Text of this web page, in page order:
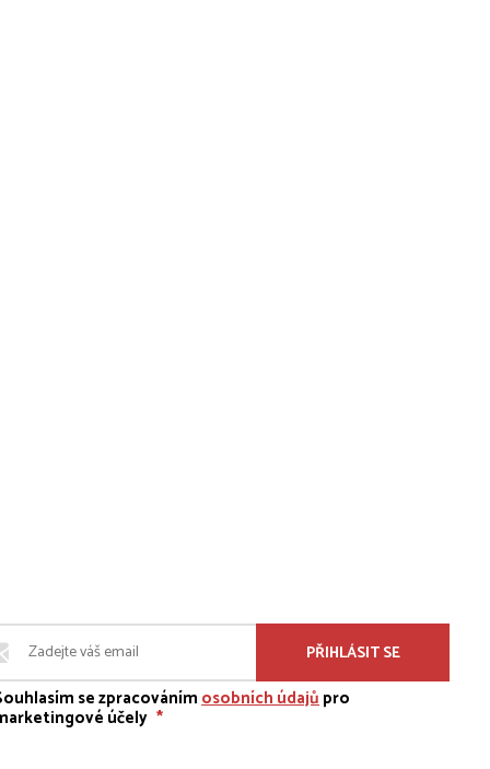
PŘIHLÁSIT SE
se zpracovánímosobních údajůpro
účely *